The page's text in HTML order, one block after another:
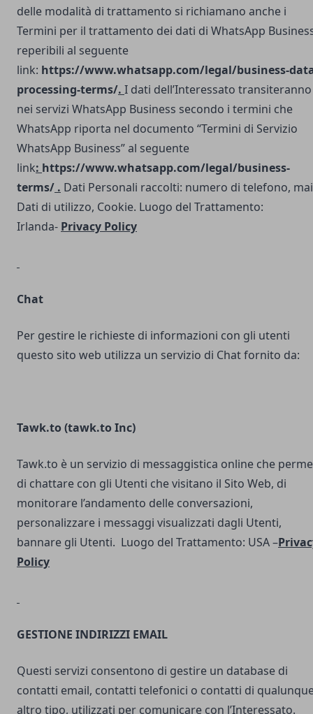
delle modalità di trattamento si richiamano anche i
Termini per il trattamento dei dati di WhatsApp
reperibili al seguente
link: https://www.whatsapp.com/legal/business-
processing-terms/. I dati dell’Interessato transiteranno
nei servizi WhatsApp Business secondo i termini che
WhatsApp riporta nel documento “Termini di Servizio
WhatsApp Business” al seguente
link: https://www.whatsapp.com/legal/business-
terms/ . Dati Personali raccolti: numero di telefono,
Dati di utilizzo, Cookie. Luogo del Trattamento:
Irlanda- Privacy Policy
Chat
Per gestire le richieste di informazioni con gli utenti
questo sito web utilizza un servizio di Chat fornito da:
Tawk.to (tawk.to Inc)
Tawk.to è un servizio di messaggistica online che
di chattare con gli Utenti che visitano il Sito Web, di
monitorare l’andamento delle conversazioni,
personalizzare i messaggi visualizzati dagli Utenti,
bannare gli Utenti. Luogo del Trattamento: USA –
Policy
GESTIONE INDIRIZZI EMAIL
Questi servizi consentono di gestire un database di
contatti email, contatti telefonici o contatti di
altro tipo, utilizzati per comunicare con l’Interessato.